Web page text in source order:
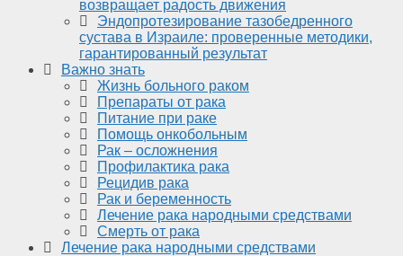
возвращает радость движения
Эндопротезирование тазобедренного
сустава в Израиле: проверенные методики,
гарантированный результат
Важно знать
Жизнь больного раком
Препараты от рака
Питание при раке
Помощь онкобольным
Рак – осложнения
Профилактика рака
Рецидив рака
Рак и беременность
Лечение рака народными средствами
Смерть от рака
Лечение рака народными средствами